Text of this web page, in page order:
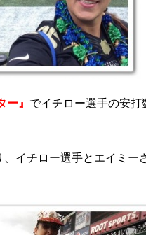
ー』 でイチロー選手の安打
イチロー選手とエイミー